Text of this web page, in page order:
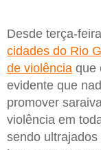
Desde terça-
cidades do Rio
de violência que
evidente que
promover
violência em
sendo